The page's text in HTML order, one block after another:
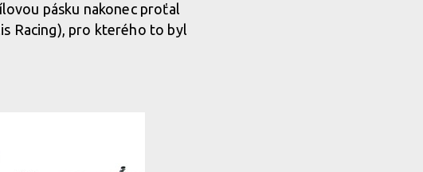
pásku nakonec proťal
Racing), pro kterého to byl